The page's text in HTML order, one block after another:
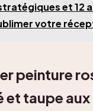
et 12
votre
peinture
et taupe